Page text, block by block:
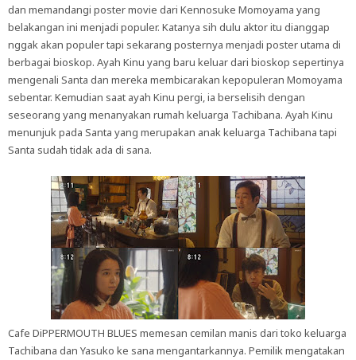
dan memandangi poster movie dari Kennosuke Momoyama yang
belakangan ini menjadi populer. Katanya sih dulu aktor itu dianggap
nggak akan populer tapi sekarang posternya menjadi poster utama di
berbagai bioskop. Ayah Kinu yang baru keluar dari bioskop sepertinya
mengenali Santa dan mereka membicarakan kepopuleran Momoyama
sebentar. Kemudian saat ayah Kinu pergi, ia berselisih dengan
seseorang yang menanyakan rumah keluarga Tachibana. Ayah Kinu
menunjuk pada Santa yang merupakan anak keluarga Tachibana tapi
Santa sudah tidak ada di sana.
Cafe DiPPERMOUTH BLUES memesan cemilan manis dari toko keluarga
Tachibana dan Yasuko ke sana mengantarkannya. Pemilik mengatakan